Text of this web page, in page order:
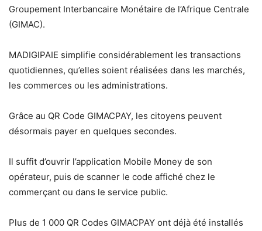
Groupement Interbancaire Monétaire de l’Afrique Centrale
(GIMAC).
MADIGIPAIE simplifie considérablement les transactions
quotidiennes, qu’elles soient réalisées dans les marchés,
les commerces ou les administrations.
Grâce au QR Code GIMACPAY, les citoyens peuvent
désormais payer en quelques secondes.
Il suffit d’ouvrir l’application Mobile Money de son
opérateur, puis de scanner le code affiché chez le
commerçant ou dans le service public.
Plus de 1 000 QR Codes GIMACPAY ont déjà été installés